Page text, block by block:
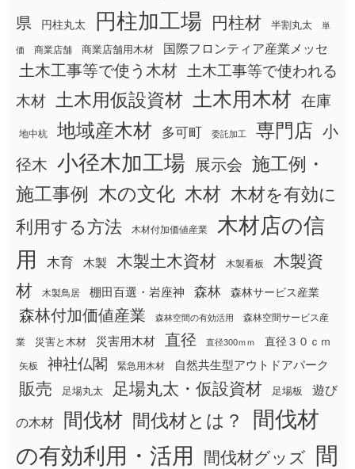
県
円柱丸太 円柱加工場 円柱材 半割丸太 単
価 商業店舗 商業店舗用木材 国際フロンティア産業メッセ
土木工事等で使う木材
土木工事等で使われる
木材
土木用仮設資材 土木用木材 在庫
地中杭 地域産木材 多可町 委託加工 専門店 小
径木 小径木加工場 展示会 施工例・
施工事例
木の文化 木材 木材を有効に
利用する方法
木材付加価値産業
木材店の信
用
木育 木製 木製土木資材 木製看板
木製資
材
木製鳥居 棚田百選・岩座神 森林 森林サービス産業
森林付加価値産業 森林空間の有効活用 森林空間サービス産
業 災害と木材 災害用木材 直径 直径300ｍｍ 直径３０ｃｍ
矢板 神社仏閣 緊急用木材 自然共生型アウトドアパーク
販売 足場丸太 足場丸太・仮設資材 足場板 遊び
の木材 間伐材 間伐材とは？
間伐材
の有効利用・活用
間伐材グッズ
間